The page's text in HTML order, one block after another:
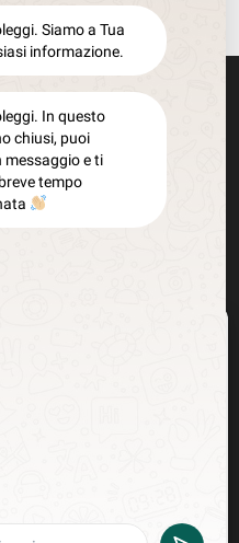
i cookie per memorizzare
a queste tecnologie ci
o ID unici su questo
su alcune
Visualizza le preferenze
Siamo a Tua
informazione.
In questo
chiusi, puoi
messaggio e ti
tempo